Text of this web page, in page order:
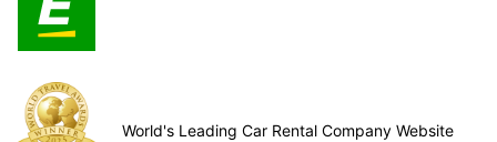
World's Leading Car Rental Company Website